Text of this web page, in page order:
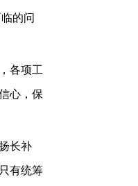
的问
各项工
心，保
长补
有统筹